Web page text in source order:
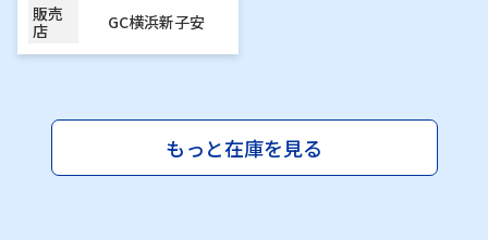
販売
店
GC横浜新子安
もっと在庫を見る